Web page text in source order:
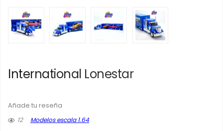
International Lonestar
Añade tu reseña
12
Modelos escala 1.64